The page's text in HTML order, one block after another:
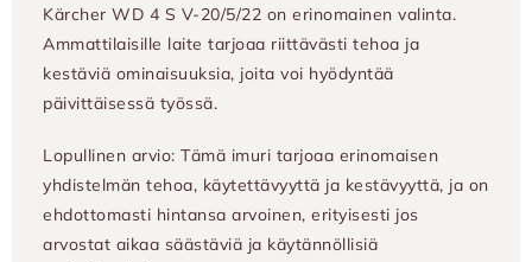
Kärcher WD 4 S V-20/5/22 on erinomainen valinta.
Ammattilaisille laite tarjoaa riittävästi tehoa ja
kestäviä ominaisuuksia, joita voi hyödyntää
päivittäisessä työssä.
Lopullinen arvio: Tämä imuri tarjoaa erinomaisen
yhdistelmän tehoa, käytettävyyttä ja kestävyyttä, ja on
ehdottomasti hintansa arvoinen, erityisesti jos
arvostat aikaa säästäviä ja käytännöllisiä